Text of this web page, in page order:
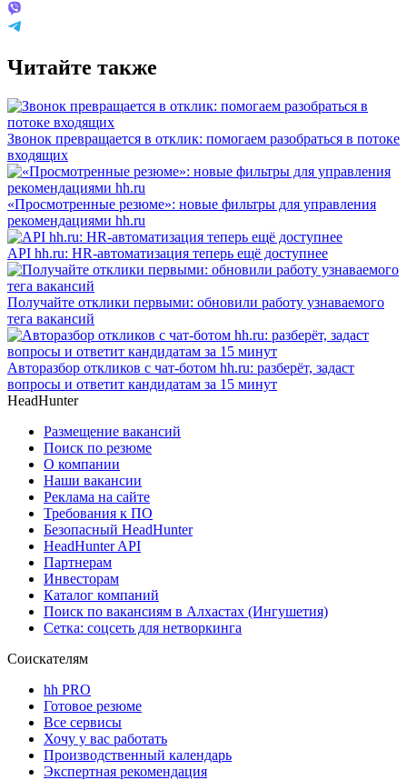
Читайте также
Звонок превращается в отклик: помогаем разобраться в потоке
входящих
«Просмотренные резюме»: новые фильтры для управления
рекомендациями hh.ru
API hh.ru: HR-автоматизация теперь ещё доступнее
Получайте отклики первыми: обновили работу узнаваемого
тега вакансий
Авторазбор откликов с чат-ботом hh.ru: разберёт, задаст
вопросы и ответит кандидатам за 15 минут
HeadHunter
Размещение вакансий
Поиск по резюме
О компании
Наши вакансии
Реклама на сайте
Требования к ПО
Безопасный HeadHunter
HeadHunter API
Партнерам
Инвесторам
Каталог компаний
Поиск по вакансиям в Алхастах (Ингушетия)
Сетка: соцсеть для нетворкинга
Соискателям
hh PRO
Готовое резюме
Все сервисы
Хочу у вас работать
Производственный календарь
Экспертная рекомендация